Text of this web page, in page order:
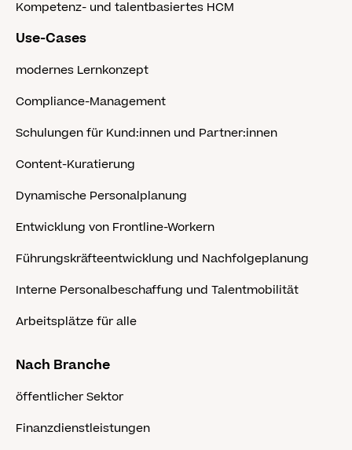
Kompetenz- und talentbasiertes HCM
Use-Cases
modernes Lernkonzept
Compliance-Management
Schulungen für Kund:innen und Partner:innen
Content-Kuratierung
Dynamische Personalplanung
Entwicklung von Frontline-Workern
Führungskräfteentwicklung und Nachfolgeplanung
Interne Personalbeschaffung und Talentmobilität
Arbeitsplätze für alle
Nach Branche
öffentlicher Sektor
Finanzdienstleistungen